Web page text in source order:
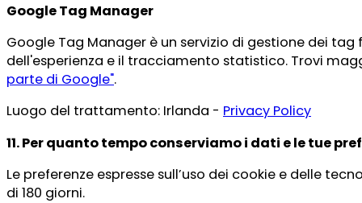
Google Tag Manager
Google Tag Manager è un servizio di gestione dei
dell'esperienza e il tracciamento statistico. Trovi
parte di Google".
Luogo del trattamento: Irlanda - Privacy Policy
11. Per quanto tempo conserviamo i dati e le tue
Le preferenze espresse sull’uso dei cookie e delle
di 180 giorni.